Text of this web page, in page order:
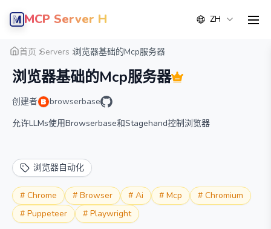
MCP Server Hub ZH
首页 Servers 浏览器基础的Mcp服务器
浏览器基础的Mcp服务器
创建者
browserbase
允许LLMs使用Browserbase和Stagehand控制浏览器
浏览器自动化
# Chrome # Browser # Ai # Mcp # Chromium
# Puppeteer # Playwright
概览 详情 替代方案